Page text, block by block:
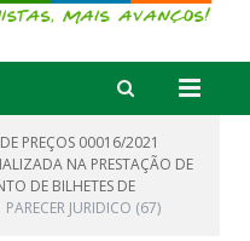
PREÇOS 00016/2021
NA PRESTAÇÃO DE
DE BILHETES DE
PARECER JURIDICO (67)